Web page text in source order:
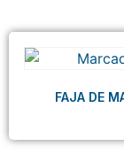
FAJA DE